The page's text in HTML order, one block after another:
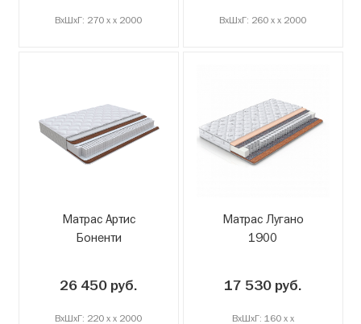
ВxШxГ: 270 x x 2000 ВxШxГ: 260 x x 2000
Матрас Артис
Боненти
26 450 руб.
ВxШxГ: 220 x x 2000
Матрас Лугано
1900
17 530 руб.
ВxШxГ: 160 x x